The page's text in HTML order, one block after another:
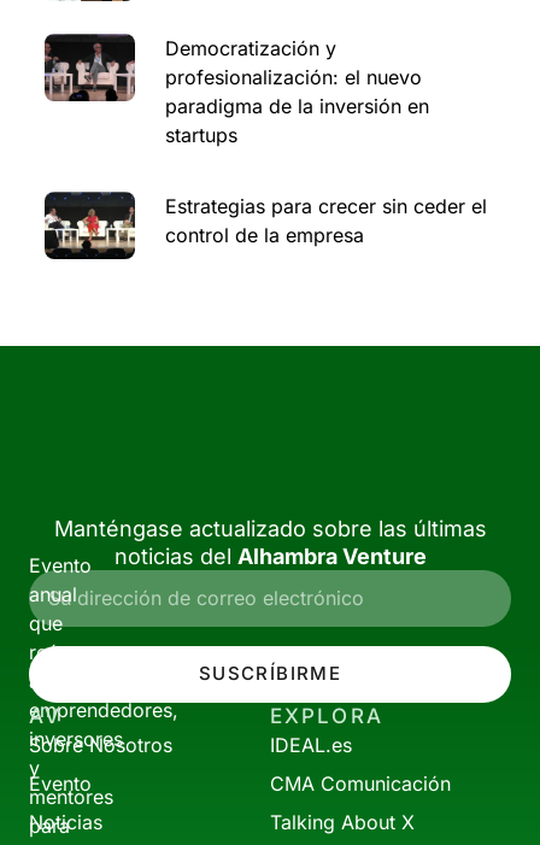
Democratización y
profesionalización: el nuevo
paradigma de la inversión en
startups
Estrategias para crecer sin ceder el
control de la empresa
Evento
anual
que
reúne
a
emprendedores,
inversores
y
mentores
para
Manténgase actualizado sobre las últimas
noticias del Alhambra Venture
SUSCRÍBIRME
AV
Sobre Nosotros
Evento
Noticias
EXPLORA
IDEAL.es
CMA Comunicación
Talking About X